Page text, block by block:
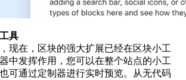
具
现在，区块的强大扩展已经在区块小工
中发挥作用，您可以在整个站点的小工
可通过定制器进行实时预览。从无代码